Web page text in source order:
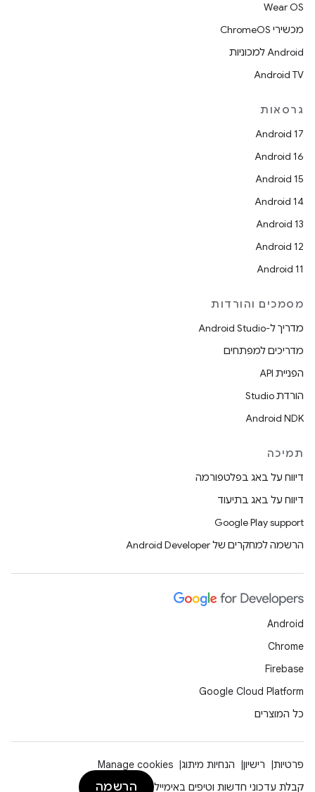
Wear OS
מכשירי ChromeOS
Android למכוניות
Android TV
גרסאות
Android 17
Android 16
Android 15
Android 14
Android 13
Android 12
Android 11
מסמכים והורדות
מדריך ל-Android Studio
מדריכים למפתחים
הפניית API
הורדת Studio
Android NDK
תמיכה
דיווח על באג בפלטפורמה
דיווח על באג בתיעוד
Google Play support
הרשמה למחקרים של Android Developer
Android
Chrome
Firebase
Google Cloud Platform
כל המוצרים
פרטיות רישיון הנחיות מיתוג
Manage cookies
קבלת עדכוני חדשות וטיפים באימייל
הרשמה